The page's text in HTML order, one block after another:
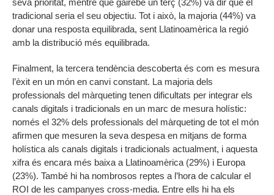
tradicional seria el seu objectiu. Tot i això, la majoria (44%) va
donar una resposta equilibrada, sent Llatinoamèrica la regió
amb la distribució més equilibrada.
Finalment, la tercera tendència descoberta és com es mesura
l’èxit en un món en canvi constant. La majoria dels
professionals del màrqueting tenen dificultats per integrar els
canals digitals i tradicionals en un marc de mesura holístic:
només el 32% dels professionals del màrqueting de tot el món
afirmen que mesuren la seva despesa en mitjans de forma
holística als canals digitals i tradicionals actualment, i aquesta
xifra és encara més baixa a Llatinoamèrica (29%) i Europa
(23%). També hi ha nombrosos reptes a l’hora de calcular el
ROI de les campanyes cross-media. Entre ells hi ha els